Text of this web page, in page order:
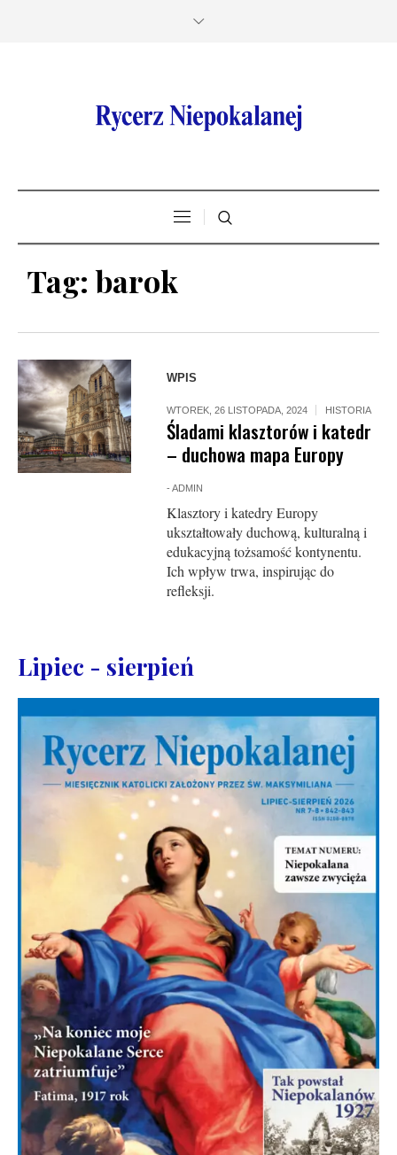
Tag:barok
WPIS
WTOREK, 26 LISTOPADA, 2024 HISTORIA
Śladami klasztorów i katedr
– duchowa mapa Europy
-ADMIN
Klasztory i katedry Europy
ukształtowały duchową, kulturalną i
edukacyjną tożsamość kontynentu.
Ich wpływ trwa, inspirując do
refleksji.
Lipiec - sierpień